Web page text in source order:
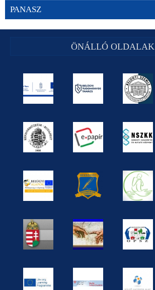
PANASZ
ÖNÁLLÓ OLDALAK